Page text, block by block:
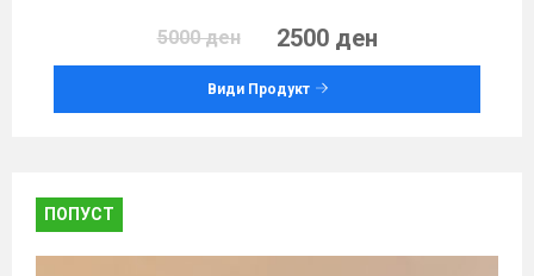
5000 ден 2500 ден
Види Продукт
ПОПУСТ